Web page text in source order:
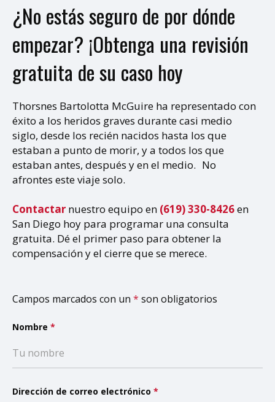
¿No estás seguro de por dónde
empezar? ¡Obtenga una revisión
gratuita de su caso hoy
Thorsnes Bartolotta McGuire ha representado con
éxito a los heridos graves durante casi medio
siglo, desde los recién nacidos hasta los que
estaban a punto de morir, y a todos los que
estaban antes, después y en el medio. No
afrontes este viaje solo.
Contactar nuestro equipo en (619) 330-8426en
San Diego hoy para programar una consulta
gratuita. Dé el primer paso para obtener la
compensación y el cierre que se merece.
Campos marcados con un * son obligatorios
Nombre *
Dirección de correo electrónico *